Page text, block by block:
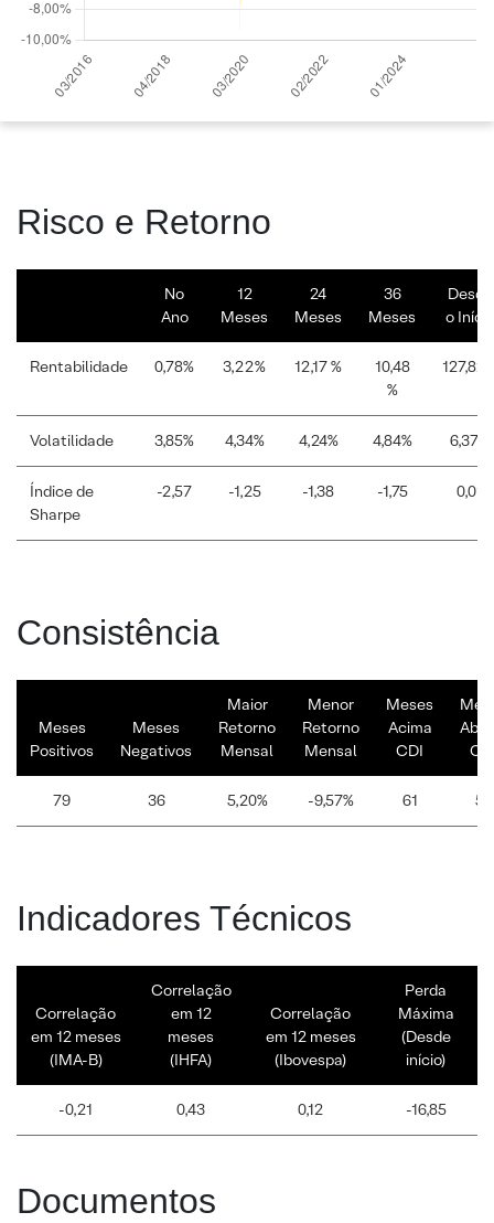
Risco e Retorno
No
Ano
12
Meses
24
Meses
36
Meses
Desde
o Início
Rentabilidade 0,78% 3,22% 12,17 %
10,48
%
Volatilidade 3,85% 4,34% 4,24% 4,84% 6,37%
Índice de
Sharpe
-2,57 -1,25 -1,38 -1,75 0,01
Consistência
Meses
Positivos
Meses
Negativos
Maior
Retorno
Mensal
Menor
Retorno
Mensal
Meses
Acima
CDI
79 36 5,20% -9,57% 61 54
Indicadores Técnicos
Correlação
em 12 meses
(IMA-B)
Correlação
em 12
meses
(IHFA)
Correlação
em 12 meses
(Ibovespa)
Perda
Máxima
(Desde
início)
-0,21 0,43 0,12 -16,85
Documentos